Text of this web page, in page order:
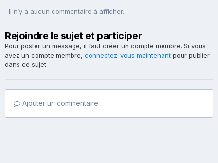
Il n’y a aucun commentaire à afficher.
Rejoindre le sujet et participer
Pour poster un message, il faut créer un compte membre. Si vous
avez un compte membre, connectez-vous maintenant pour publier
dans ce sujet.
Ajouter un commentaire…